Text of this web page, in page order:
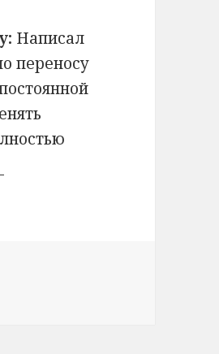
Написал
переносу
репликации через